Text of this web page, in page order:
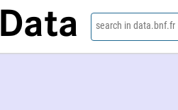
Data search in data.bnf.fr